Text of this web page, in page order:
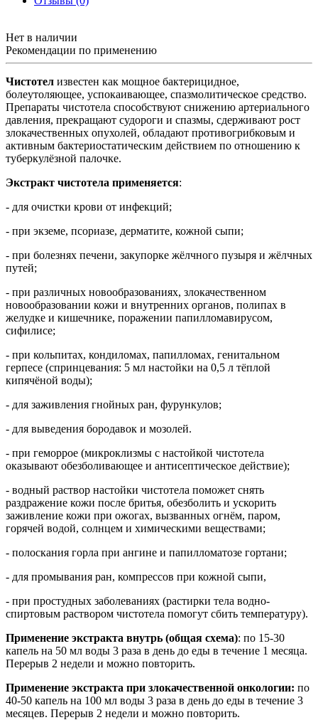
Нет в наличии
Рекомендации по применению
Чистотел известен как мощное бактерицидное,
болеутоляющее, успокаивающее, спазмолитическое средство.
Препараты чистотела способствуют снижению артериального
давления, прекращают судороги и спазмы, сдерживают рост
злокачественных опухолей, обладают противогрибковым и
активным бактериостатическим действием по отношению к
туберкулёзной палочке.
Экстракт чистотела применяется:
- для очистки крови от инфекций;
- при экземе, псориазе, дерматите, кожной сыпи;
- при болезнях печени, закупорке жёлчного пузыря и жёлчных
путей;
- при различных новообразованиях, злокачественном
новообразовании кожи и внутренних органов, полипах в
желудке и кишечнике, поражении папилломавирусом,
сифилисе;
- при кольпитах, кондиломах, папилломах, генитальном
герпесе (спринцевания: 5 мл настойки на 0,5 л тёплой
кипячёной воды);
- для заживления гнойных ран, фурункулов;
- для выведения бородавок и мозолей.
- при геморрое (микроклизмы с настойкой чистотела
оказывают обезболивающее и антисептическое действие);
- водный раствор настойки чистотела поможет снять
раздражение кожи после бритья, обезболить и ускорить
заживление кожи при ожогах, вызванных огнём, паром,
горячей водой, солнцем и химическими веществами;
- полоскания горла при ангине и папилломатозе гортани;
- для промывания ран, компрессов при кожной сыпи,
- при простудных заболеваниях (растирки тела водно-
спиртовым раствором чистотела помогут сбить температуру).
Применение экстракта внутрь (общая схема): по 15-30
капель на 50 мл воды 3 раза в день до еды в течение 1 месяца.
Перерыв 2 недели и можно повторить.
Применение экстракта при злокачественной онкологии: по
40-50 капель на 100 мл воды 3 раза в день до еды в течение 3
месяцев. Перерыв 2 недели и можно повторить.